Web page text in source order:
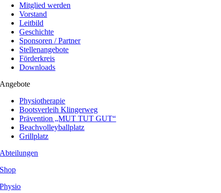
Mitglied werden
Vorstand
Leitbild
Geschichte
Sponsoren / Partner
Stellenangebote
Förderkreis
Downloads
Angebote
Physiotherapie
Bootsverleih Klingerweg
Prävention „MUT TUT GUT“
Beachvolleyballplatz
Grillplatz
Abteilungen
Shop
Physio